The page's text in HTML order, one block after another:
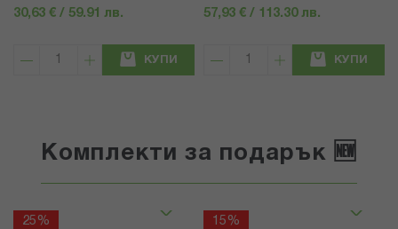
30,63 € / 59.91 лв.
КУПИ
57,93 € / 113.30 лв.
КУПИ
Комплекти за подарък 🆕
25%
15%